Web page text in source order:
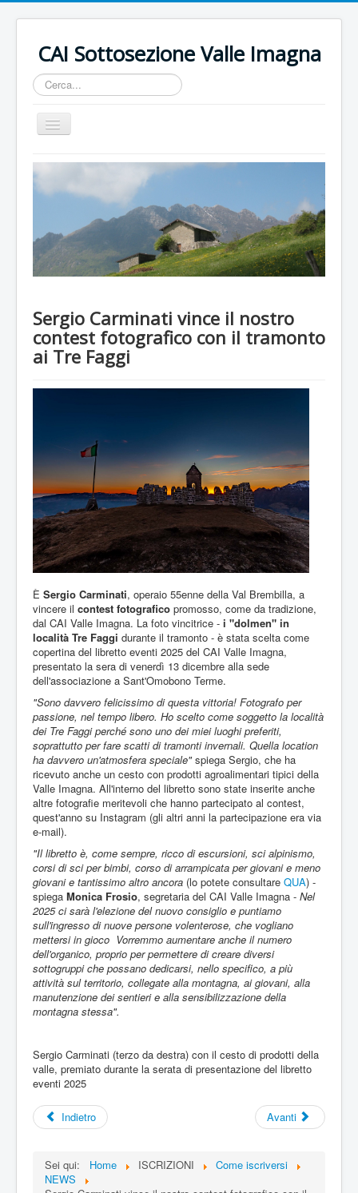
CAI Sottosezione Valle Imagna
Cerca...
Cambia
navigazione
HOME
USCITE E MANIFESTAZIONI
RIFUGIO RESEGONE
CONTATTI
Sergio Carminati vince il nostro
contest fotografico con il tramonto
ai Tre Faggi
È Sergio Carminati, operaio 55enne della Val Brembilla, a
vincere il contest fotografico promosso, come da tradizione,
dal CAI Valle Imagna. La foto vincitrice - i "dolmen" in
località Tre Faggi durante il tramonto - è stata scelta come
copertina del libretto eventi 2025 del CAI Valle Imagna,
presentato la sera di venerdì 13 dicembre alla sede
dell'associazione a Sant'Omobono Terme.
"Sono davvero felicissimo di questa vittoria! Fotografo per
passione, nel tempo libero. Ho scelto come soggetto la località
dei Tre Faggi perché sono uno dei miei luoghi preferiti,
soprattutto per fare scatti di tramonti invernali. Quella location
ha davvero un'atmosfera speciale"spiega Sergio, che ha
ricevuto anche un cesto con prodotti agroalimentari tipici della
Valle Imagna. All'interno del libretto sono state inserite anche
altre fotografie meritevoli che hanno partecipato al contest,
quest'anno su Instagram (gli altri anni la partecipazione era via
e-mail).
"Il libretto è, come sempre, ricco di escursioni, sci alpinismo,
corsi di sci per bimbi, corso di arrampicata per giovani e meno
giovani e tantissimo altro ancora (lo potete consultare QUA) -
spiega Monica Frosio, segretaria del CAI Valle Imagna - Nel
2025 ci sarà l'elezione del nuovo consiglio e puntiamo
sull'ingresso di nuove persone volenterose, che vogliano
mettersi in gioco Vorremmo aumentare anche il numero
dell'organico, proprio per permettere di creare diversi
sottogruppi che possano dedicarsi, nello specifico, a più
attività sul territorio, collegate alla montagna, ai giovani, alla
manutenzione dei sentieri e alla sensibilizzazione della
montagna stessa".
Sergio Carminati (terzo da destra) con il cesto di prodotti della
valle, premiato durante la serata di presentazione del libretto
eventi 2025
Indietro Avanti
Sei qui: Home ISCRIZIONI
Come iscriversi
NEWS